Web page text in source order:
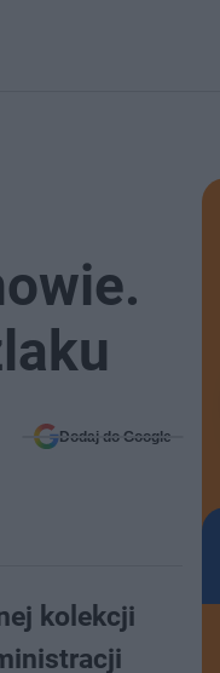
Dodaj do Google
kolekcji